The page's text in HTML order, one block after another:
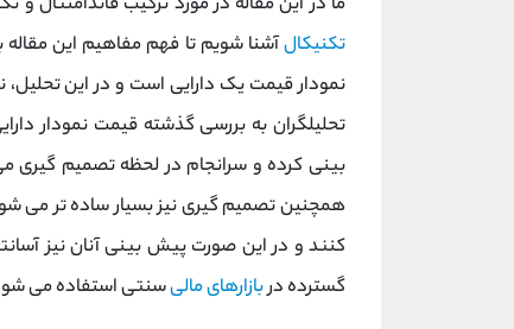
تکنیکالآشنا شویم تا فهم مفاهیم این
نمودار قیمت یک دارایی است و در این تحلیل،
تحلیلگران به بررسی گذشته قیمت نمودار
‌بینی کرده و سرانجام در لحظه تصمیم ‌گیری
همچنین تصمیم گیری نیز بسیار ساده تر می
کنند و در این صورت پیش بینی آنان نیز
گسترده دربازارهای مالیسنتی استفاده می ‌شود